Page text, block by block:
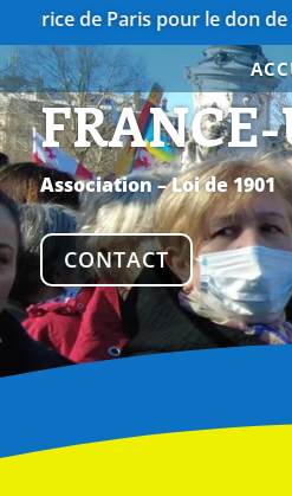
pour le don de 100€
Association – Loi de 1901
CONTACT